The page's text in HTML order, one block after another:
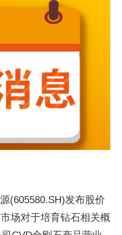
(605580.SH)发布股价
场对于培育钻石相关概